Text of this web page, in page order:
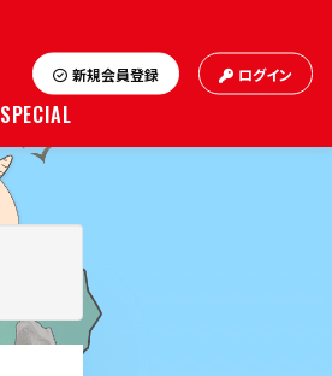
新規会員登録 ログイン
SPECIAL